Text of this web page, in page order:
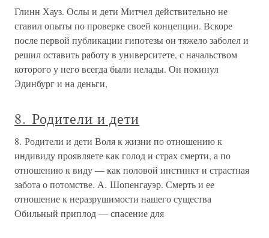
Глинн Хауз. Ослы и дети Митчел действительно не
ставил опыты по проверке своей концепции. Вскоре
после первой публикации гипотезы он тяжело заболел и
решил оставить работу в университете, с начальством
которого у него всегда были нелады. Он покинул
Эдинбург и на деньги,
8. Родители и дети
8. Родители и дети Воля к жизни по отношению к
индивиду проявляете как голод и страх смерти, а по
отношению к виду — как половой инстинкт и страстная
забота о потомстве. А. Шопенгауэр. Смерть и ее
отношение к неразрушимости нашего существа
Обильный приплод — спасение для